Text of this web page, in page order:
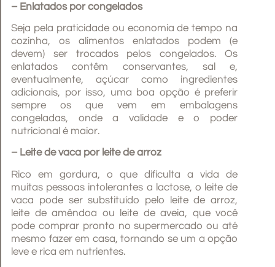
– Enlatados por congelados
Seja pela praticidade ou economia de tempo na
cozinha, os alimentos enlatados podem (e
devem) ser trocados pelos congelados. Os
enlatados contêm conservantes, sal e,
eventualmente, açúcar como ingredientes
adicionais, por isso, uma boa opção é preferir
sempre os que vem em embalagens
congeladas, onde a validade e o poder
nutricional é maior.
– Leite de vaca por leite de arroz
Rico em gordura, o que dificulta a vida de
muitas pessoas intolerantes a lactose, o leite de
vaca pode ser substituído pelo leite de arroz,
leite de amêndoa ou leite de aveia, que você
pode comprar pronto no supermercado ou até
mesmo fazer em casa, tornando se um a opção
leve e rica em nutrientes.